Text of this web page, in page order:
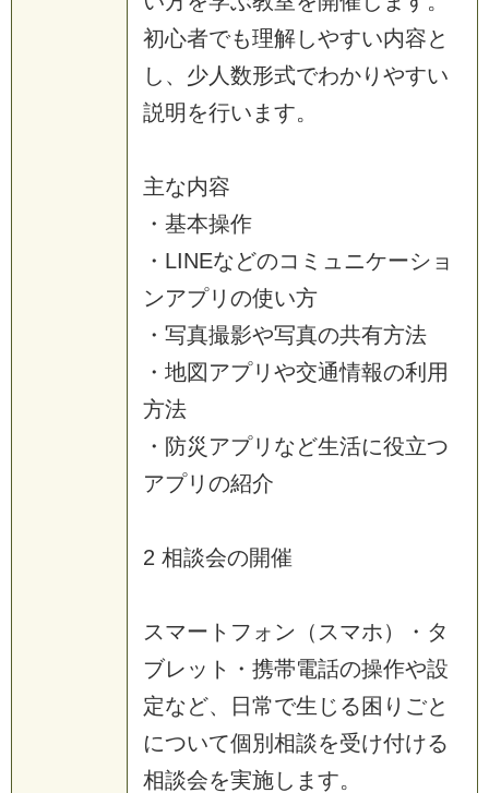
初心者でも理解しやすい内容と
し、少人数形式でわかりやすい
説明を行います。
主な内容
・基本操作
・LINEなどのコミュニケーショ
ンアプリの使い方
・写真撮影や写真の共有方法
・地図アプリや交通情報の利用
方法
・防災アプリなど生活に役立つ
アプリの紹介
2 相談会の開催
スマートフォン（スマホ）・タ
ブレット・携帯電話の操作や設
定など、日常で生じる困りごと
について個別相談を受け付ける
相談会を実施します。